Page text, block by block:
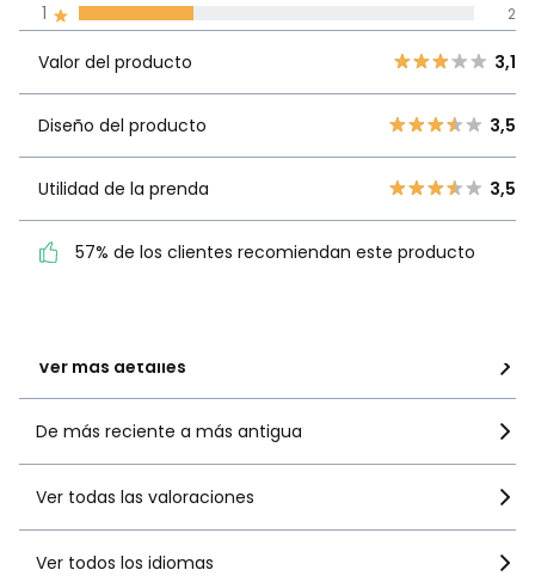
4
Valor del
3,5
3,5
Ver más detalles
1 2
Valor del producto 3,1
Diseño del producto 3,5
Utilidad de la prenda 3,5
57% de los clientes recomiendan este producto
De más reciente a más antigua
Ver todas las valoraciones
Ver todos los idiomas